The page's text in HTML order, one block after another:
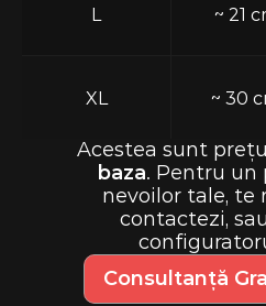
L ~ 21
XL ~ 30
baza. Pentru
nevoilor tale, te
contactezi,
Consultanță